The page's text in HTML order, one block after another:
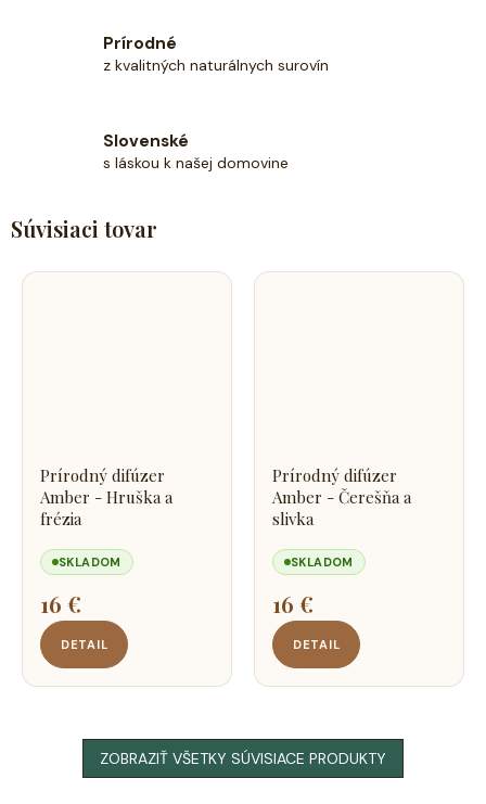
Prírodné
z kvalitných naturálnych surovín
Slovenské
s láskou k našej domovine
Súvisiaci tovar
Prírodný difúzer
Amber - Hruška a
frézia
SKLADOM
16 €
DETAIL
Prírodný difúzer
Amber - Čerešňa a
slivka
SKLADOM
16 €
DETAIL
ZOBRAZIŤ VŠETKY SÚVISIACE PRODUKTY